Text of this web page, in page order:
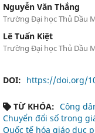
Nguyễn Văn Thắng
Trường Đại học Thủ Dầu
Lê Tuấn Kiệt
Trường Đại học Thủ Dầu
DOI: https://doi.org/
TỪ KHÓA: Công
Chuyển đổi số trong
Quốc tế hóa giáo dục